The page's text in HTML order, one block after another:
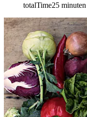
totalTime25 minuten